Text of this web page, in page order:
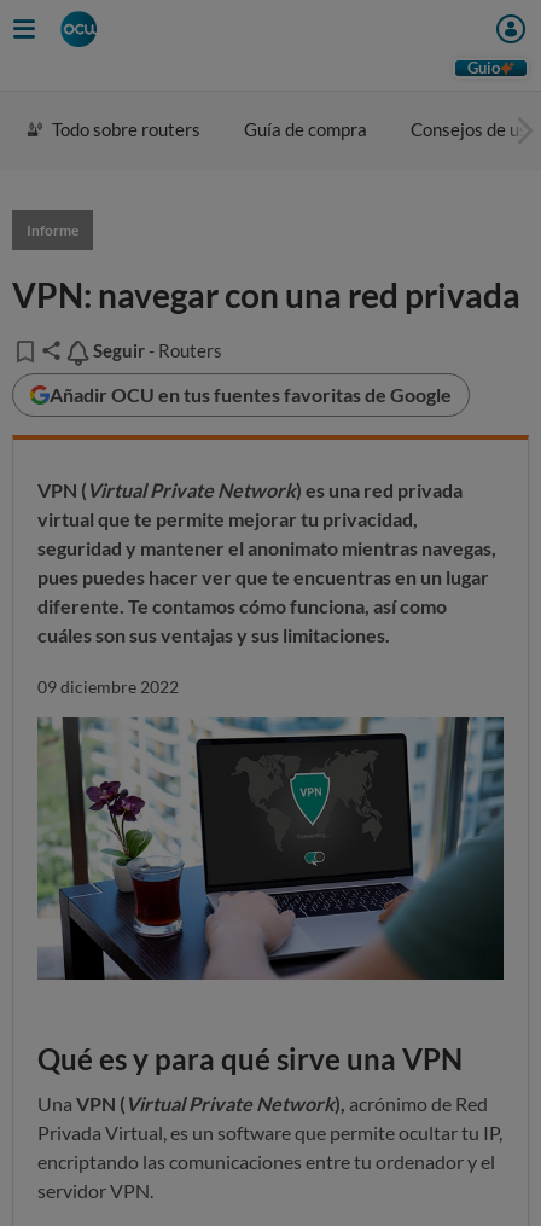
Guio
Todo sobre routers Guía de compra Consejos de uso
Informe
VPN: navegar con una red privada
Seguir
Seguir - Routers
Añadir OCU en tus fuentes favoritas de Google
VPN ( Virtual Private Network) es una red privada
virtual que te permite mejorar tu privacidad,
seguridad y mantener el anonimato mientras navegas,
pues puedes hacer ver que te encuentras en un lugar
diferente. Te contamos cómo funciona, así como
cuáles son sus ventajas y sus limitaciones.
09 diciembre 2022
Qué es y para qué sirve una VPN
Una VPN ( Virtual Private Network), acrónimo de Red
Privada Virtual, es un software que permite ocultar tu IP,
encriptando las comunicaciones entre tu ordenador y el
servidor VPN.